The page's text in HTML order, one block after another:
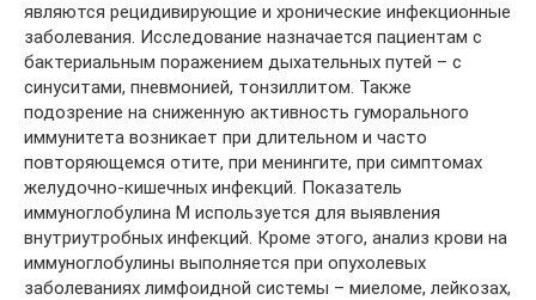
являются рецидивирующие и хронические инфекционные
заболевания. Исследование назначается пациентам с
бактериальным поражением дыхательных путей – с
синуситами, пневмонией, тонзиллитом. Также
подозрение на сниженную активность гуморального
иммунитета возникает при длительном и часто
повторяющемся отите, при менингите, при симптомах
желудочно-кишечных инфекций. Показатель
иммуноглобулина M используется для выявления
внутриутробных инфекций. Кроме этого, анализ крови на
иммуноглобулины выполняется при опухолевых
заболеваниях лимфоидной системы – миеломе, лейкозах,